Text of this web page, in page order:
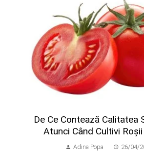
​De Ce Contează Calitatea
Atunci Când Cultivi
Adina Popa 26/04/